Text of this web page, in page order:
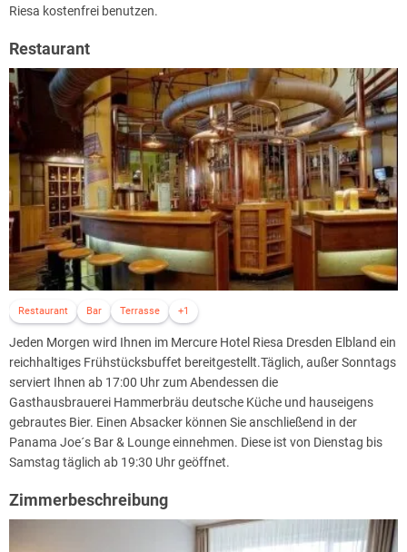
Riesa kostenfrei benutzen.
Restaurant
Restaurant Bar Terrasse +1
Jeden Morgen wird Ihnen im Mercure Hotel Riesa Dresden Elbland ein
reichhaltiges Frühstücksbuffet bereitgestellt.Täglich, außer Sonntags
serviert Ihnen ab 17:00 Uhr zum Abendessen die
Gasthausbrauerei Hammerbräu deutsche Küche und hauseigens
gebrautes Bier. Einen Absacker können Sie anschließend in der
Panama Joe´s Bar & Lounge einnehmen. Diese ist von Dienstag bis
Samstag täglich ab 19:30 Uhr geöffnet.
Zimmerbeschreibung